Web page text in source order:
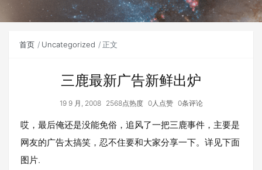
首页 Uncategorized 正文
三鹿最新广告新鲜出炉
19 9 月, 2008 2568点热度 0人点赞 0条评论
哎，最后俺还是没能免俗，追风了一把三鹿事件，主要是
网友的广告太搞笑，忍不住要和大家分享一下。详见下面
图片.